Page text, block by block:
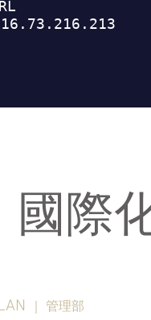
國際
｜ 管理部